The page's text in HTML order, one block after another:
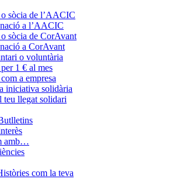
o sòcia de l’AACIC
a l’AACIC
sòcia de CorAvant
a CorAvant
o voluntària
1 € al mes
a empresa
iniciativa solidària
teu llegat solidari
amb…
com la teva